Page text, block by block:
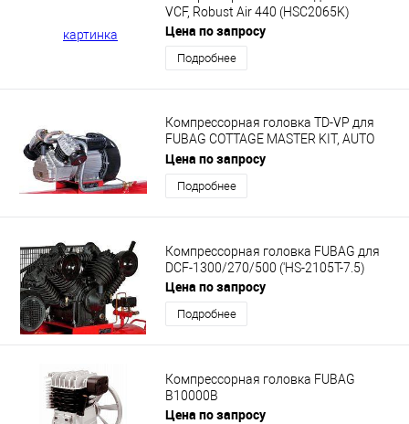
VCF, Robust Air 440 (HSC2065K)
Цена по запросу
Подробнее
Компрессорная головка TD-VP для
FUBAG COTTAGE MASTER KIT, AUTO
MASTER KIT, VDC/50 CM3, VDC/100
CM3
Цена по запросу
Подробнее
Компрессорная головка FUBAG для
DCF-1300/270/500 ('HS-2105T-7.5)
Цена по запросу
Подробнее
Компрессорная головка FUBAG
B10000B
Цена по запросу